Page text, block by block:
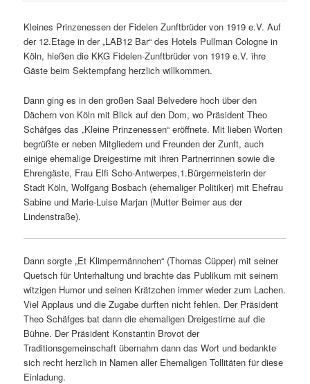
Kleines Prinzenessen der Fidelen Zunftbrüder von 1919 e.V. Auf
der 12.Etage in der „LAB12 Bar“ des Hotels Pullman Cologne in
Köln, hießen die KKG Fidelen-Zunftbrüder von 1919 e.V. ihre
Gäste beim Sektempfang herzlich willkommen.
Dann ging es in den großen Saal Belvedere hoch über den
Dächern von Köln mit Blick auf den Dom, wo Präsident Theo
Schäfges das „Kleine Prinzenessen“ eröffnete. Mit lieben Worten
begrüßte er neben Mitgliedern und Freunden der Zunft, auch
einige ehemalige Dreigestirne mit ihren Partnerrinnen sowie die
Ehrengäste, Frau Elfi Scho-Antwerpes,1.Bürgermeisterin der
Stadt Köln, Wolfgang Bosbach (ehemaliger Politiker) mit Ehefrau
Sabine und Marie-Luise Marjan (Mutter Beimer aus der
Lindenstraße).
Dann sorgte „Et Klimpermännchen“ (Thomas Cüpper) mit seiner
Quetsch für Unterhaltung und brachte das Publikum mit seinem
witzigen Humor und seinen Krätzchen immer wieder zum Lachen.
Viel Applaus und die Zugabe durften nicht fehlen. Der Präsident
Theo Schäfges bat dann die ehemaligen Dreigestirne auf die
Bühne. Der Präsident Konstantin Brovot der
Traditionsgemeinschaft übernahm dann das Wort und bedankte
sich recht herzlich in Namen aller Ehemaligen Tollitäten für diese
Einladung.